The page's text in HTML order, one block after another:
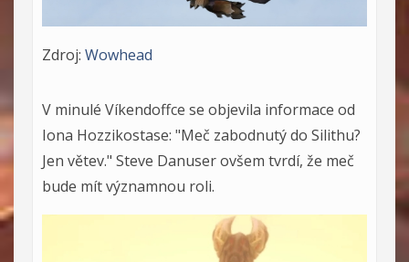
Zdroj: Wowhead
V minulé Víkendoffce se objevila informace od
Iona Hozzikostase: "Meč zabodnutý do Silithu?
Jen větev." Steve Danuser ovšem tvrdí, že meč
bude mít významnou roli.